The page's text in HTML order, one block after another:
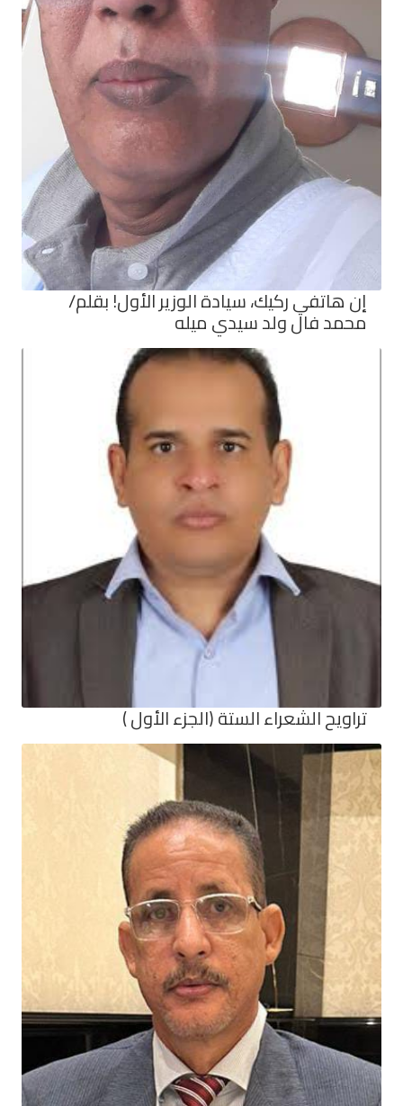
إن هاتفي ركيك، سيادة الوزير الأول! بقلم/
محمد فال ولد سيدي ميله
تراويح الشعراء الستة (الجزء الأول )